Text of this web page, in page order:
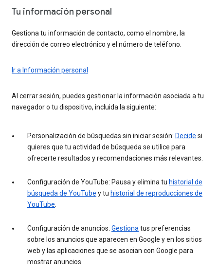
Tu información personal
Gestiona tu información de contacto, como el nombre, la
dirección de correo electrónico y el número de teléfono.
Ir a Información personal
Al cerrar sesión, puedes gestionar la información asociada a tu
navegador o tu dispositivo, incluida la siguiente:
Personalización de búsquedas sin iniciar sesión: Decide si
quieres que tu actividad de búsqueda se utilice para
ofrecerte resultados y recomendaciones más relevantes.
Configuración de YouTube: Pausa y elimina tu historial de
búsqueda de YouTube y tu historial de reproducciones de
YouTube
Configuración de anuncios: Gestiona tus preferencias
sobre los anuncios que aparecen en Google y en los sitios
web y las aplicaciones que se asocian con Google para
mostrar anuncios.